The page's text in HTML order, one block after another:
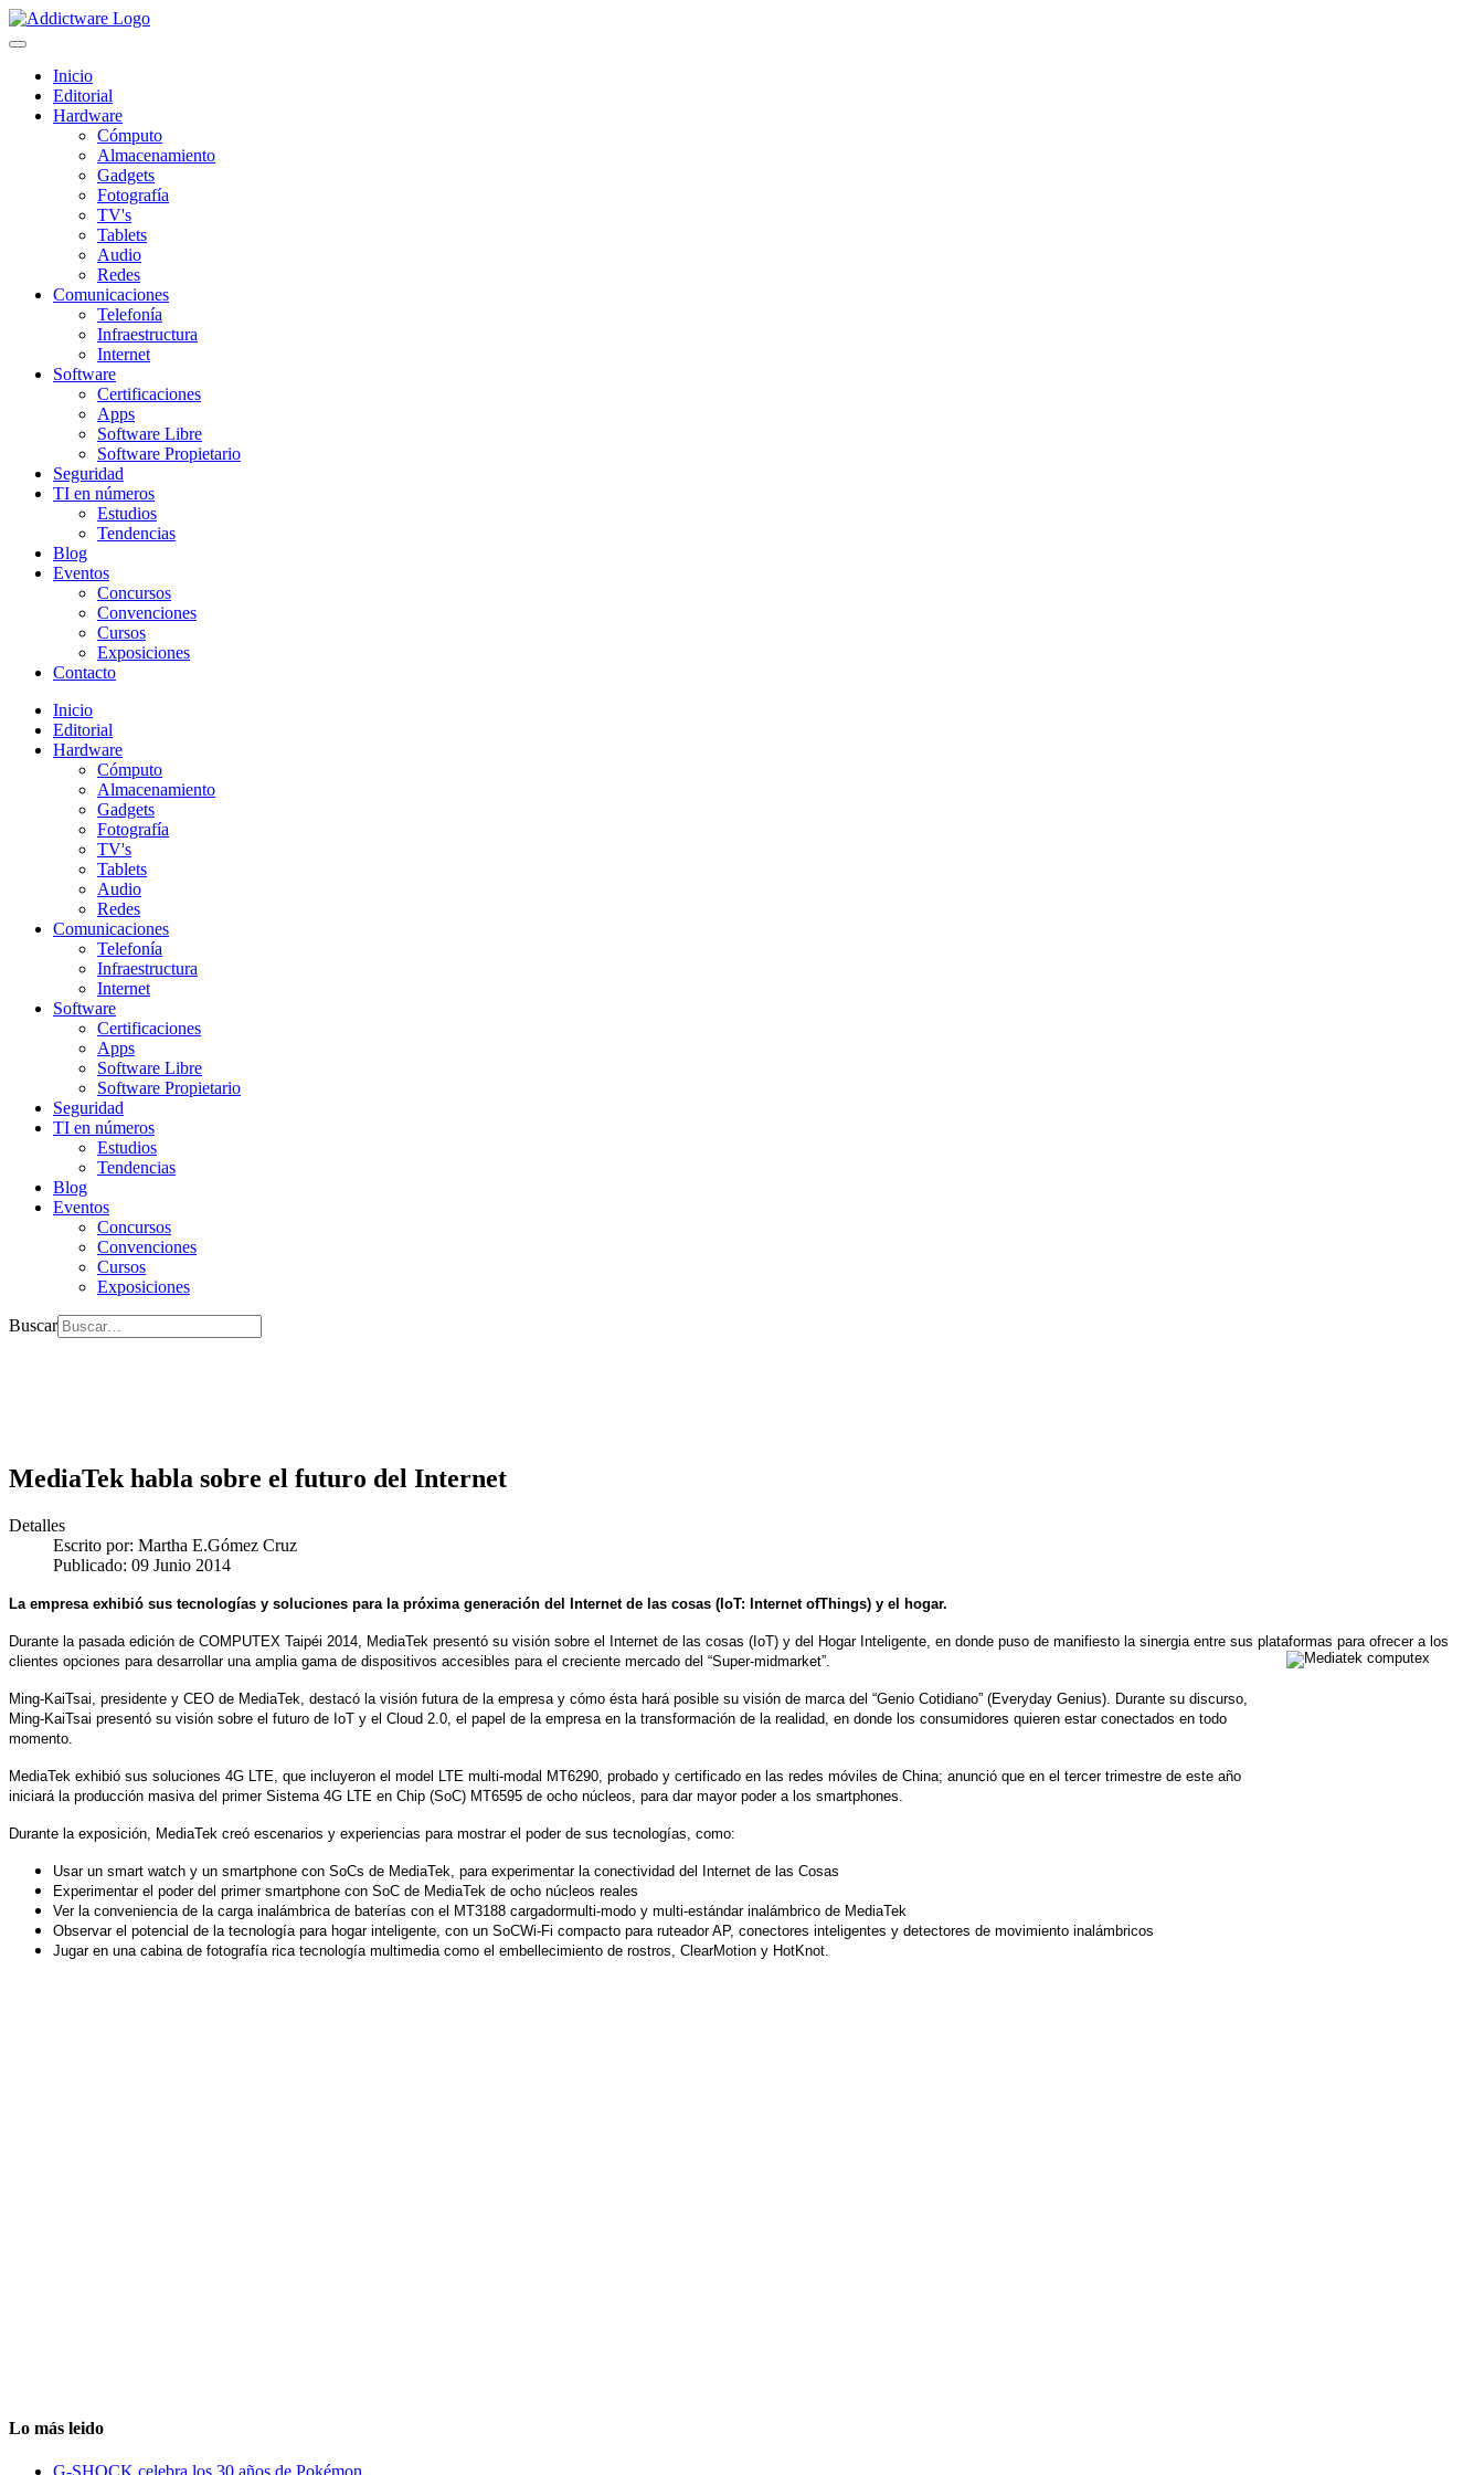
Inicio
Editorial
Hardware
Cómputo
Almacenamiento
Gadgets
Fotografía
TV's
Tablets
Audio
Redes
Comunicaciones
Telefonía
Infraestructura
Internet
Software
Certificaciones
Apps
Software Libre
Software Propietario
Seguridad
TI en números
Estudios
Tendencias
Blog
Eventos
Concursos
Convenciones
Cursos
Exposiciones
Contacto
Inicio
Editorial
Hardware
Cómputo
Almacenamiento
Gadgets
Fotografía
TV's
Tablets
Audio
Redes
Comunicaciones
Telefonía
Infraestructura
Internet
Software
Certificaciones
Apps
Software Libre
Software Propietario
Seguridad
TI en números
Estudios
Tendencias
Blog
Eventos
Concursos
Convenciones
Cursos
Exposiciones
Buscar
MediaTek habla sobre el futuro del Internet
Detalles
Escrito por: Martha E.Gómez Cruz
Publicado: 09 Junio 2014
La empresa exhibió sus tecnologías y soluciones para la próxima generación del Internet de las cosas (IoT: Internet ofThings) y el hogar.
Durante la pasada edición de COMPUTEX Taipéi 2014, MediaTek presentó su visión sobre el Internet de las cosas (IoT) y del Hogar Inteligente, en donde puso de manifiesto la sinergia entre sus plataformas para ofrecer a los
clientes opciones para desarrollar una amplia gama de dispositivos accesibles para el creciente mercado del “Super-midmarket”.
Ming-KaiTsai, presidente y CEO de MediaTek, destacó la visión futura de la empresa y cómo ésta hará posible su visión de marca del “Genio Cotidiano” (Everyday Genius). Durante su discurso,
Ming-KaiTsai presentó su visión sobre el futuro de IoT y el Cloud 2.0, el papel de la empresa en la transformación de la realidad, en donde los consumidores quieren estar conectados en todo
momento.
MediaTek exhibió sus soluciones 4G LTE, que incluyeron el model LTE multi-modal MT6290, probado y certificado en las redes móviles de China; anunció que en el tercer trimestre de este año
iniciará la producción masiva del primer Sistema 4G LTE en Chip (SoC) MT6595 de ocho núcleos, para dar mayor poder a los smartphones.
Durante la exposición, MediaTek creó escenarios y experiencias para mostrar el poder de sus tecnologías, como:
Usar un smart watch y un smartphone con SoCs de MediaTek, para experimentar la conectividad del Internet de las Cosas
Experimentar el poder del primer smartphone con SoC de MediaTek de ocho núcleos reales
Ver la conveniencia de la carga inalámbrica de baterías con el MT3188 cargadormulti-modo y multi-estándar inalámbrico de MediaTek
Observar el potencial de la tecnología para hogar inteligente, con un SoCWi-Fi compacto para ruteador AP, conectores inteligentes y detectores de movimiento inalámbricos
Jugar en una cabina de fotografía rica tecnología multimedia como el embellecimiento de rostros, ClearMotion y HotKnot.
Lo más leido